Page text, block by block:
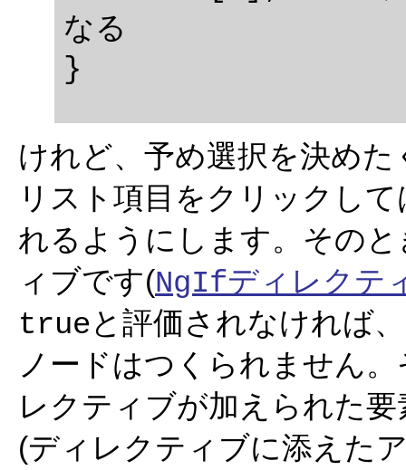
なる
けれど、予め選択を決め
リスト項目をクリックし
れるようにします。その
ィブです(NgIfディレクテ
trueと評価されなければ
ノードはつくられません
レクティブが加えられた要
(ディレクティブに添えた